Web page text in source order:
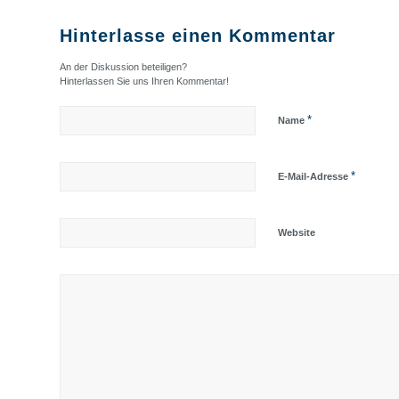
Hinterlasse einen Kommentar
An der Diskussion beteiligen?
Hinterlassen Sie uns Ihren Kommentar!
Name *
E-Mail-Adresse *
Website